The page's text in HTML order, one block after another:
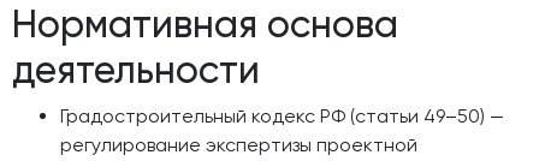
Нормативная основа
деятельности
Градостроительный кодекс РФ (статьи 49–50) —
регулирование экспертизы проектной